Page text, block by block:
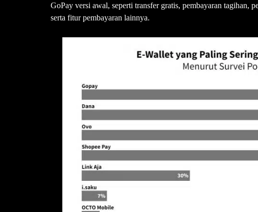
GoPay versi awal, seperti transfer gratis, pembayaran tagihan,
serta fitur pembayaran lainnya.